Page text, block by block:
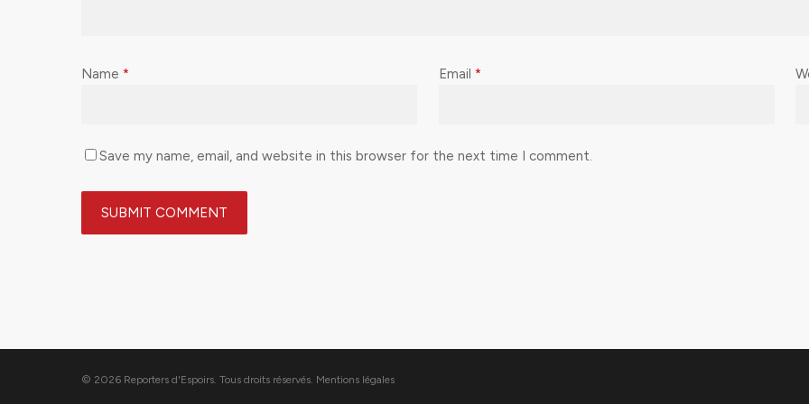
Name * Email *
Save my name, email, and website in this browser for the next time I comment.
© 2026 Reporters d'Espoirs. Tous droits réservés. Mentions légales